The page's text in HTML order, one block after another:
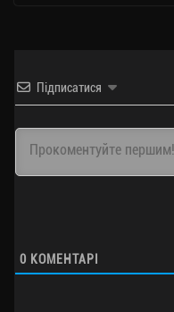
Підписатися
0 КОМЕНТАРІ